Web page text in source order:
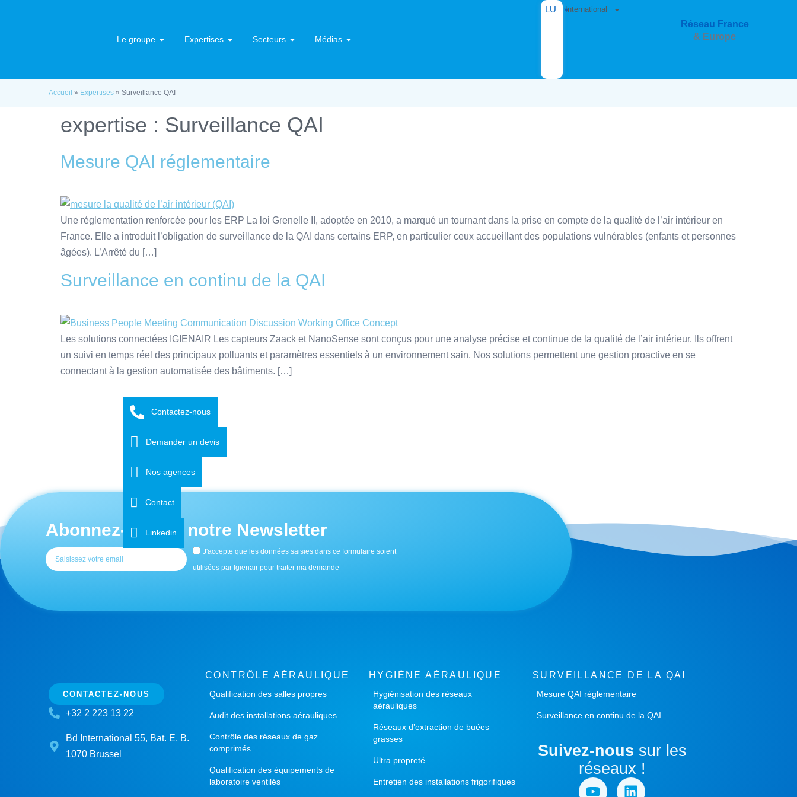
Le groupe Expertises Secteurs Médias
LU International
Réseau France
& Europe
Accueil » Expertises » Surveillance QAI
expertise : Surveillance QAI
Mesure QAI réglementaire
Une réglementation renforcée pour les ERP La loi Grenelle II, adoptée en 2010, a marqué un tournant dans la prise en compte de la qualité de l’air intérieur en
France. Elle a introduit l’obligation de surveillance de la QAI dans certains ERP, en particulier ceux accueillant des populations vulnérables (enfants et personnes
âgées). L’Arrêté du […]
Surveillance en continu de la QAI
Les solutions connectées IGIENAIR Les capteurs Zaack et NanoSense sont conçus pour une analyse précise et continue de la qualité de l’air intérieur. Ils offrent
un suivi en temps réel des principaux polluants et paramètres essentiels à un environnement sain. Nos solutions permettent une gestion proactive en se
connectant à la gestion automatisée des bâtiments. […]
Abonnez-vous à notre Newsletter
J'accepte que les données saisies dans ce formulaire soient
utilisées par Igienair pour traiter ma demande
CONTACTEZ-NOUS
+32 2 223 13 22
Bd International 55, Bat. E, B.
1070 Brussel
CONTRÔLE AÉRAULIQUE
Qualification des salles propres
Audit des installations aérauliques
Contrôle des réseaux de gaz
comprimés
Qualification des équipements de
laboratoire ventilés
HYGIÈNE AÉRAULIQUE
Hygiénisation des réseaux
aérauliques
Réseaux d’extraction de buées
grasses
Ultra propreté
Entretien des installations frigorifiques
SURVEILLANCE DE LA QAI
Mesure QAI réglementaire
Surveillance en continu de la QAI
Suivez-nous sur les
réseaux !
Contactez-nous
Demander un devis
Nos agences
Contact
Linkedin